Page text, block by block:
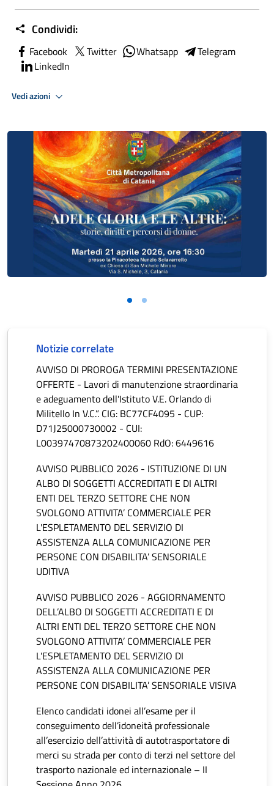
Condividi:
Facebook Twitter Whatsapp
Telegram
LinkedIn
Vedi azioni
Notizie correlate
AVVISO DI PROROGA TERMINI PRESENTAZIONE
OFFERTE - Lavori di manutenzione straordinaria
e adeguamento dell'Istituto V.E. Orlando di
Militello In V.C.”. CIG: BC77CF4095 - CUP:
D71J25000730002 - CUI:
L00397470873202400060 RdO: 6449616
AVVISO PUBBLICO 2026 - ISTITUZIONE DI UN
ALBO DI SOGGETTI ACCREDITATI E DI ALTRI
ENTI DEL TERZO SETTORE CHE NON
SVOLGONO ATTIVITA’ COMMERCIALE PER
L'ESPLETAMENTO DEL SERVIZIO DI
ASSISTENZA ALLA COMUNICAZIONE PER
PERSONE CON DISABILITA’ SENSORIALE
UDITIVA
AVVISO PUBBLICO 2026 - AGGIORNAMENTO
DELL’ALBO DI SOGGETTI ACCREDITATI E DI
ALTRI ENTI DEL TERZO SETTORE CHE NON
SVOLGONO ATTIVITA’ COMMERCIALE PER
L'ESPLETAMENTO DEL SERVIZIO DI
ASSISTENZA ALLA COMUNICAZIONE PER
PERSONE CON DISABILITA’ SENSORIALE VISIVA
Elenco candidati idonei all’esame per il
conseguimento dell’idoneità professionale
all’esercizio dell’attività di autotrasportatore di
merci su strada per conto di terzi nel settore del
trasporto nazionale ed internazionale – II